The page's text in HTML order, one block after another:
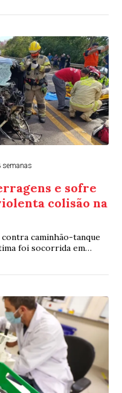
semanas
e sofre
colisão na
caminhão-tanque
foi socorrida em